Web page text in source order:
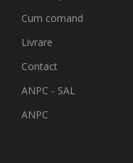
Cum comand
Livrare
Contact
ANPC - SAL
ANPC